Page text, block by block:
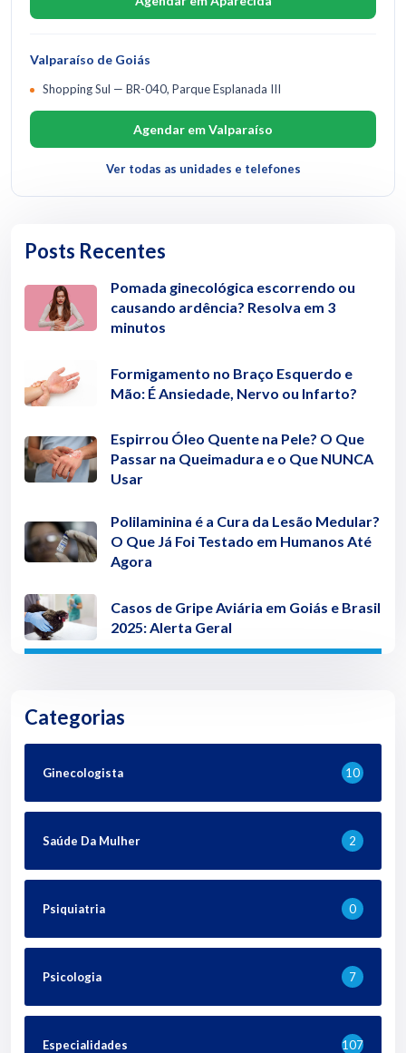
Valparaíso de Goiás
Shopping Sul — BR-040, Parque Esplanada III
Agendar em Valparaíso
Ver todas as unidades e telefones
Posts Recentes
Pomada ginecológica escorrendo ou
causando ardência? Resolva em 3
minutos
Formigamento no Braço Esquerdo e
Mão: É Ansiedade, Nervo ou Infarto?
Espirrou Óleo Quente na Pele? O Que
Passar na Queimadura e o Que NUNCA
Usar
Polilaminina é a Cura da Lesão Medular?
O Que Já Foi Testado em Humanos Até
Agora
Casos de Gripe Aviária em Goiás e Brasil
2025: Alerta Geral
Categorias
Ginecologista 10
Saúde Da Mulher 2
Psiquiatria 0
Psicologia 7
Especialidades 107